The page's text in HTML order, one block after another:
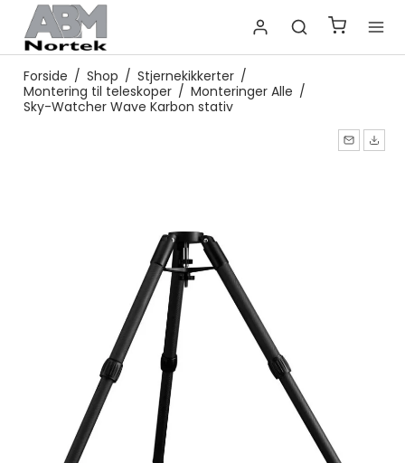
Forside / Shop / Stjernekikkerter /
Montering til teleskoper / Monteringer Alle /
Sky-Watcher Wave Karbon stativ